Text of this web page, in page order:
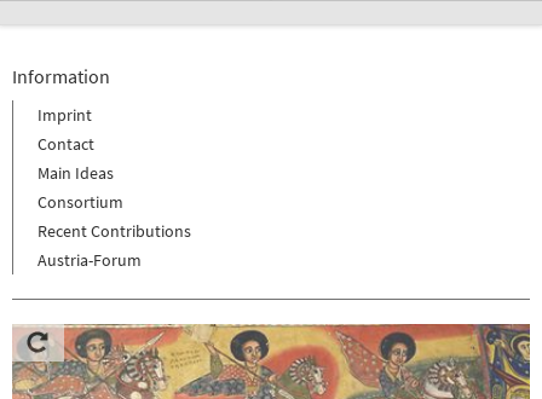
Information
Imprint
Contact
Main Ideas
Consortium
Recent Contributions
Austria-Forum